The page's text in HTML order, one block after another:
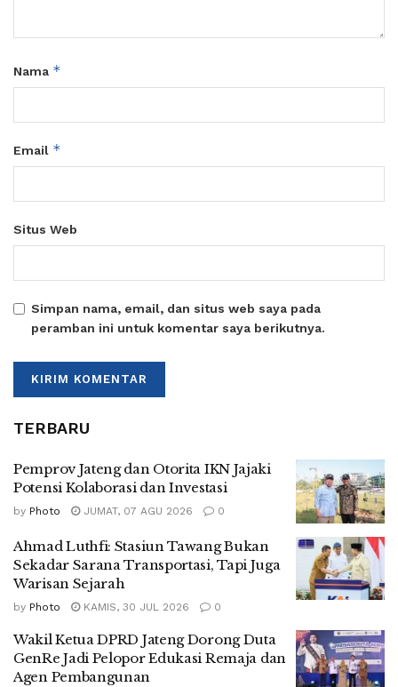
Nama *
Email *
Situs Web
Simpan nama, email, dan situs web saya pada
peramban ini untuk komentar saya berikutnya.
TERBARU
Pemprov Jateng dan Otorita IKN Jajaki
Potensi Kolaborasi dan Investasi
by Photo JUMAT, 07 AGU 2026 0
Ahmad Luthfi: Stasiun Tawang Bukan
Sekadar Sarana Transportasi, Tapi Juga
Warisan Sejarah
by Photo KAMIS, 30 JUL 2026 0
Wakil Ketua DPRD Jateng Dorong Duta
GenRe Jadi Pelopor Edukasi Remaja dan
Agen Pembangunan